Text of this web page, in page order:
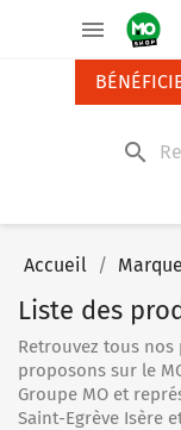

search
Accueil
Liste des
Retrouvez tous nos
proposons sur le
Groupe MO et
Saint-Egrève Isère
Panneau de gestion